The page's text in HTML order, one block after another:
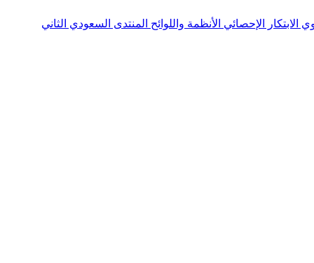
الابتكار الإحصائي الأنظمة واللوائح المنتدى السعودي الثاني